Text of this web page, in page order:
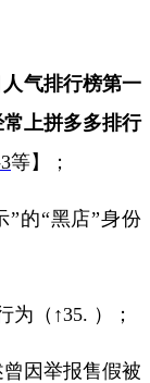
人气排行榜第一
上拼多多排行
等】；
”的“黑店”身份
为（↑35. ）；
曾因举报售假被